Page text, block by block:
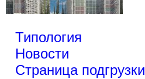
Типология
Новости
Страница подгрузки